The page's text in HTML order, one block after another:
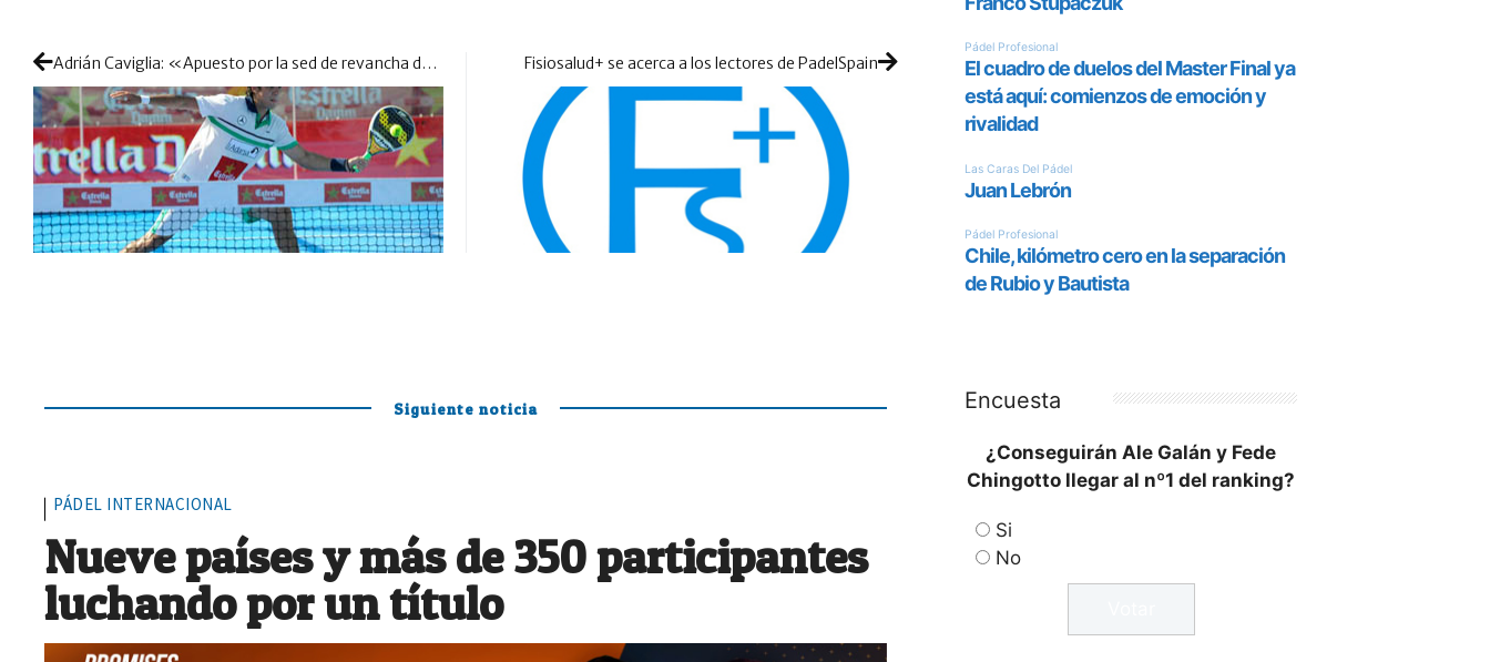
Adrián Caviglia: «Apuesto por la sed de revancha de Lima-Mieres» Fisiosalud+ se acerca a los lectores de PadelSpain
Siguiente noticia
PÁDEL INTERNACIONAL
Nueve países y más de 350 participantes
luchando por un título
Encuesta
¿Conseguirán Ale Galán y Fede
Chingotto llegar al nº1 del ranking?
Si
No